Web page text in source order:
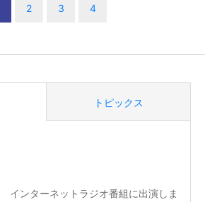
2 3 4
トピックス
インターネットラジオ番組に出演しま